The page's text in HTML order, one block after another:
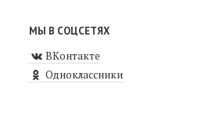
МЫ В СОЦСЕТЯХ
ВКонтакте
Одноклассники